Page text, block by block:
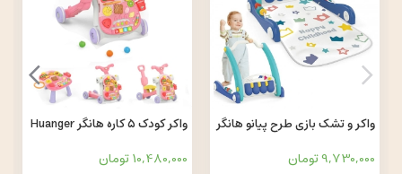
واکر و تشک بازی طرح پیانو هانگر
9,730,000 تومان
واکر کودک 5 کاره هانگر Huanger
10,480,000 تومان